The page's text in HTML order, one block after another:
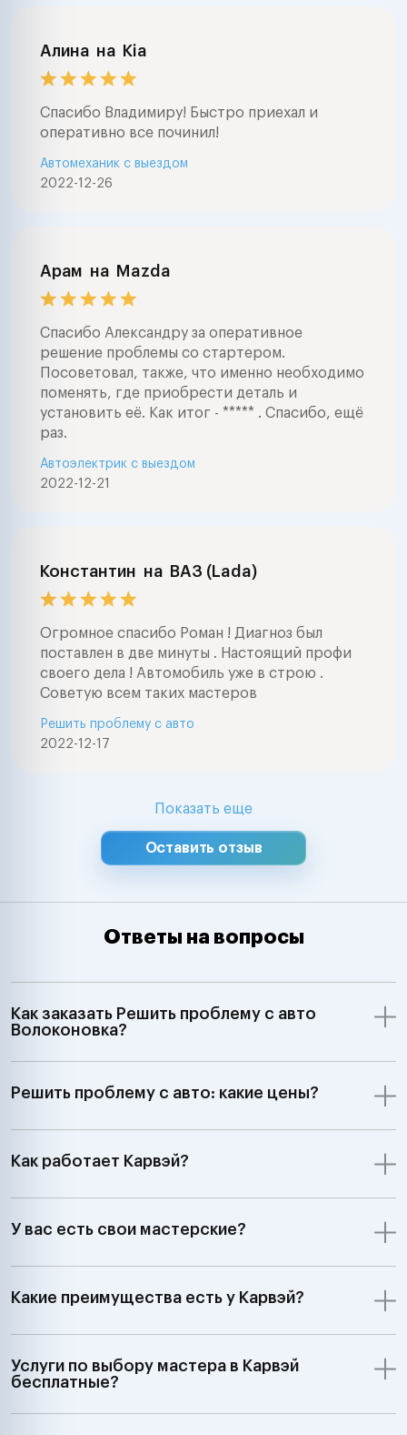
Алина на Kia
Спасибо Владимиру! Быстро приехал и
оперативно все починил!
2022-12-26
Автомеханик с выездом
Арам на Mazda
Спасибо Александру за оперативное
решение проблемы со стартером.
Посоветовал, также, что именно необходимо
поменять, где приобрести деталь и
установить её. Как итог - ***** . Спасибо, ещё
раз.
2022-12-21
Автоэлектрик с выездом
Константин на ВАЗ (Lada)
Огромное спасибо Роман ! Диагноз был
поставлен в две минуты . Настоящий профи
своего дела ! Автомобиль уже в строю .
Советую всем таких мастеров
2022-12-17
Решить проблему с авто
Показать еще
Оставить отзыв
Ответы на вопросы
Как заказать Решить проблему с авто
Волоконовка?
Решить проблему с авто: какие цены?
Как работает Карвэй?
У вас есть свои мастерские?
Какие преимущества есть у Карвэй?
Услуги по выбору мастера в Карвэй
бесплатные?